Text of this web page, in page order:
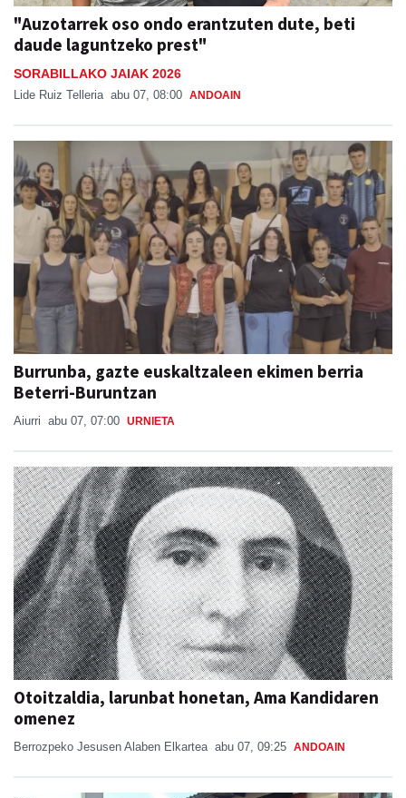
"Auzotarrek oso ondo erantzuten dute, beti
daude laguntzeko prest"
SORABILLAKO JAIAK 2026
Lide Ruiz Telleria abu 07, 08:00 ANDOAIN
Burrunba, gazte euskaltzaleen ekimen berria
Beterri-Buruntzan
Aiurri abu 07, 07:00 URNIETA
Otoitzaldia, larunbat honetan, Ama Kandidaren
omenez
Berrozpeko Jesusen Alaben Elkartea abu 07, 09:25 ANDOAIN